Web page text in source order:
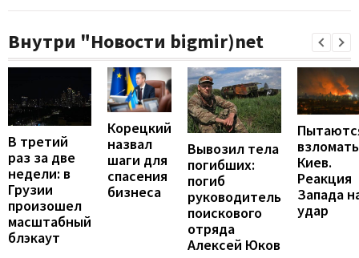
Внутри "Новости bigmir)net
В третий
раз за две
недели: в
Грузии
произошел
масштабный
блэкаут
Корецкий
назвал
шаги для
спасения
бизнеса
Вывозил тела
погибших:
погиб
руководитель
поискового
отряда
Алексей Юков
взломать
Киев.
Реакция
Запада
удар